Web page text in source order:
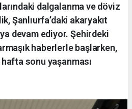
dalgalanma ve döviz
Şanlıurfa’daki akaryakıt
devam ediyor. Şehirdeki
haberlerle başlarken,
sonu yaşanması